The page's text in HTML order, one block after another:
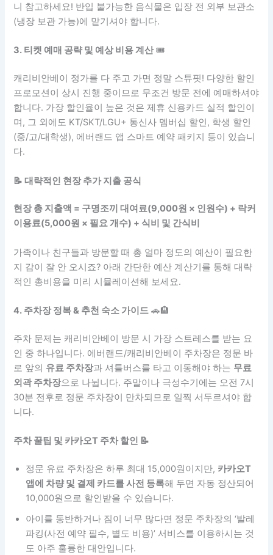
니 참고하세요! 반입 불가능한 음식물은 입장 전 외부 보관소
(냉장 보관 가능)에 맡기셔야 합니다.
3. 티켓 예매 공략 및 예상 비용 계산🎟️
캐리비안베이 정가를 다 주고 가면 정말 스튜핏! 다양한 할인
프로모션이 상시 진행 중이므로 무조건 방문 전에 예매하셔야
합니다. 가장 할인율이 높은 것은 제휴 신용카드 실적 할인이
며, 그 외에도 KT/SKT/LGU+ 통신사 멤버십 할인, 학생 할인
(중/고/대학생), 에버랜드 앱 스마트 예약 패키지 등이 있습니
다.
📝 대략적인 현장 추가 지출 공식
현장 총 지출액 = 구명조끼 대여료(9,000원 × 인원수) + 락커
이용료(5,000원 × 필요 개수) + 식비 및 간식비
가족이나 친구들과 방문할 때 총 얼마 정도의 예산이 필요한
지 감이 잘 안 오시죠? 아래 간단한 예산 계산기를 통해 대략
적인 총비용을 미리 시뮬레이션해 보세요.
4. 주차장 정복 & 추천 숙소 가이드 🚗🏨
주차 문제는 캐리비안베이 방문 시 가장 스트레스를 받는 요
인 중 하나입니다. 에버랜드/캐리비안베이 주차장은 정문 바
로 앞의 유료 주차장과 셔틀버스를 타고 이동해야 하는 무료
외곽 주차장으로 나뉩니다. 주말이나 극성수기에는 오전 7시
30분 전후로 정문 주차장이 만차되므로 일찍 서두르셔야 합
니다.
주차 꿀팁 및 카카오T 주차 할인 📝
정문 유료 주차장은 하루 최대 15,000원이지만, 카카오T
앱에 차량 및 결제 카드를 사전 등록해 두면 자동 정산되어
10,000원으로 할인받을 수 있습니다.
아이를 동반하거나 짐이 너무 많다면 정문 주차장의 ‘발레
파킹(사전 예약 필수, 별도 비용)’ 서비스를 이용하시는 것
도 아주 훌륭한 대안입니다.